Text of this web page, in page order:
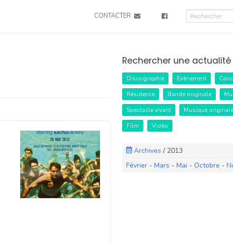
CONTACTER
Rechercher une actualité
Discographie Evènement
Résidence
Bande originale
Spectacle vivant
Musique originale
Film
Vidéo
Archives/ 2013
Février- Mars - Mai - Octobre -